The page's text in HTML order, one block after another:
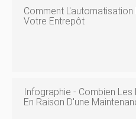
Comment
Votre Entrepôt
Infographie - Combien
En Raison D'une